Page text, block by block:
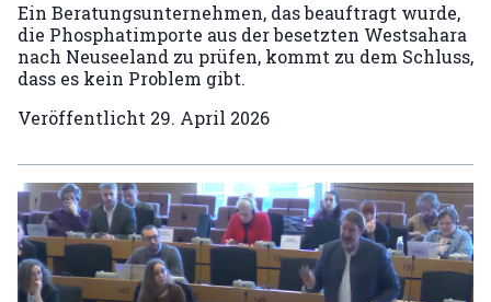
Ein Beratungsunternehmen, das beauftragt wurde,
die Phosphatimporte aus der besetzten Westsahara
nach Neuseeland zu prüfen, kommt zu dem Schluss,
dass es kein Problem gibt.
Veröffentlicht 29. April 2026